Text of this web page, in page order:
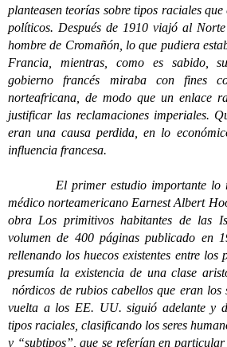
planteasen teorías sobre tipos raciales
políticos. Después de 1910 viajó al
hombre de Cromañón, lo que pudiera
Francia, mientras, como es sabido,
gobierno francés miraba con fines
norteafricana, de modo que un enlace
justificar las reclamaciones imperiales.
eran una causa perdida, en lo
influencia francesa.
El primer estudio importante lo
médico norteamericano Earnest Albert
obra Los primitivos habitantes de las
volumen de 400 páginas publicado en
rellenando los huecos existentes entre los
presumía la existencia de una clase
nórdicos de rubios cabellos que eran los
vuelta a los EE. UU. siguió adelante y
tipos raciales, clasificando los seres
y “subtipos”, que se referían en